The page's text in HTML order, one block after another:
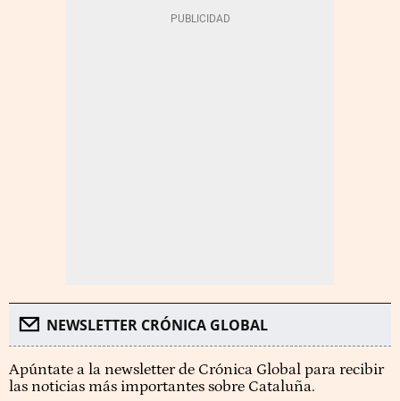
NEWSLETTER CRÓNICA GLOBAL
Apúntate a la newsletter de Crónica Global para recibir
las noticias más importantes sobre Cataluña.